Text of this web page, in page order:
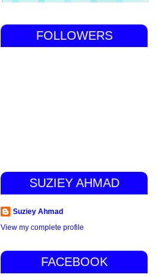
FOLLOWERS
SUZIEY AHMAD
Suziey Ahmad
View my complete profile
FACEBOOK